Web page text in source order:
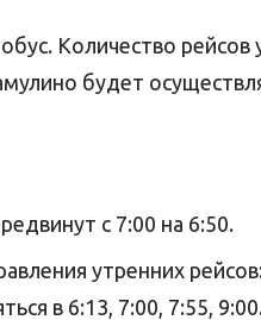
Количество рейсов
будет
с 7:00 на 6:50.
утренних
в 6:13, 7:00, 7:55, 9:00.